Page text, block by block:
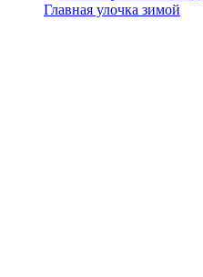
Главная улочка зимой